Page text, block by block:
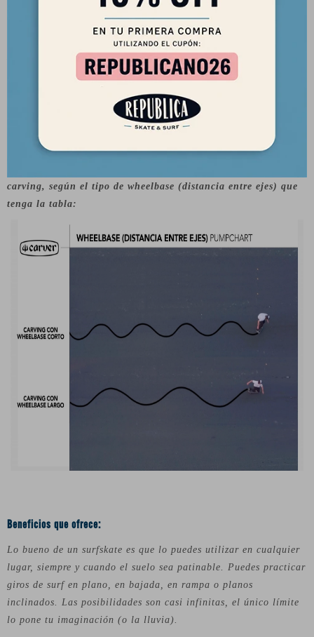
Las distancias cortas entre ejes (15”-16” por ejemplo), ofrecen
giros más cerrados y un andar más ágil, mientras que las
distancias entre ejes más largas (17”-18”) generan lo opuesto;
un giro más abierto -como el que podría darnos una tabla de
surf “retro” -, pero al mismo tiempo, nos da una velocidad final
mayor.
carving, según el tipo de wheelbase (distancia entre ejes) que
tenga la tabla:
Beneficios que ofrece:
Lo bueno de un surfskate es que lo puedes utilizar en cualquier
lugar, siempre y cuando el suelo sea patinable. Puedes practicar
giros de surf en plano, en bajada, en rampa o planos
inclinados. Las posibilidades son casi infinitas, el único límite
lo pone tu imaginación (o la lluvia).